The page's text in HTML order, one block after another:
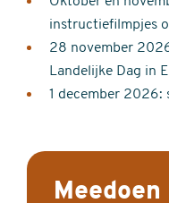
instructiefilmpjes
28 november
Landelijke Dag in
1 december 2026:
Meedoen